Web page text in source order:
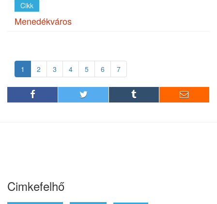
Cikk
Menedékváros
1 2 3 4 5 6 7
Cimkefelhő